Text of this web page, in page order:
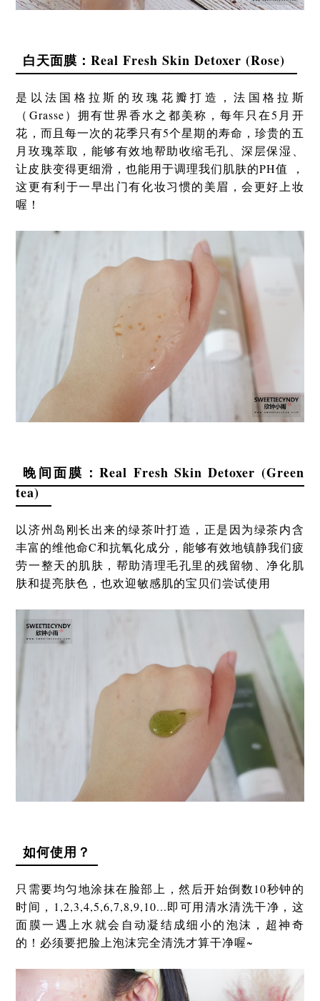
白天面膜：Real Fresh Skin Detoxer (Rose)
是以法国格拉斯的玫瑰花瓣打造，法国格拉斯
（Grasse）拥有世界香水之都美称，每年只在5月开
花，而且每一次的花季只有5个星期的寿命，珍贵的五
月玫瑰萃取，能够有效地帮助收缩毛孔、深层保湿、
让皮肤变得更细滑，也能用于调理我们肌肤的PH值 ，
这更有利于一早出门有化妆习惯的美眉，会更好上妆
喔！
晚间面膜：Real Fresh Skin Detoxer (Green
tea)
以济州岛刚长出来的绿茶叶打造，正是因为绿茶内含
丰富的维他命C和抗氧化成分，能够有效地镇静我们疲
劳一整天的肌肤，帮助清理毛孔里的残留物、净化肌
肤和提亮肤色，也欢迎敏感肌的宝贝们尝试使用
如何使用？
只需要均匀地涂抹在脸部上，然后开始倒数10秒钟的
时间，1,2,3,4,5,6,7,8,9,10...即可用清水清洗干净，这
面膜一遇上水就会自动凝结成细小的泡沫，超神奇
的！必须要把脸上泡沫完全清洗才算干净喔~